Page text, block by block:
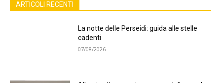
ARTICOLI RECENTI
La notte delle Perseidi: guida alle stelle
cadenti
07/08/2026